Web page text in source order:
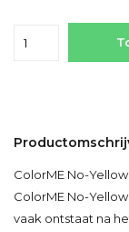
ColorME No-
ColorME No-
vaak ontstaat na